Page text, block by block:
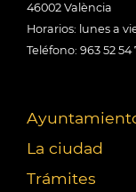
46002 València
Horarios: lunes a
Teléfono: 963 52 54
La ciudad
Trámites